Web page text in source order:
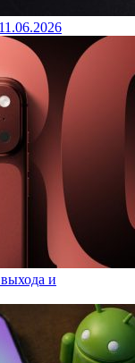
11.06.2026
и